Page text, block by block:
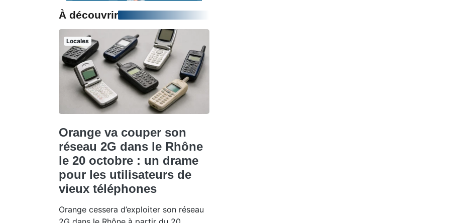
À découvrir
Locales
Orange va couper son
réseau 2G dans le Rhône
le 20 octobre : un drame
pour les utilisateurs de
vieux téléphones
Orange cessera d’exploiter son réseau